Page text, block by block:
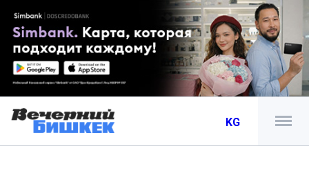
KG